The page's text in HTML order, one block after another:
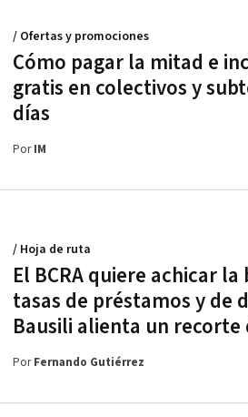
Cómo pagar la mitad e
gratis en colectivos y
días
/ Ofertas y promociones
PorIM
El BCRA quiere achicar
tasas de préstamos y de
Bausili alienta un recorte
/ Hoja de ruta
PorFernando Gutiérrez